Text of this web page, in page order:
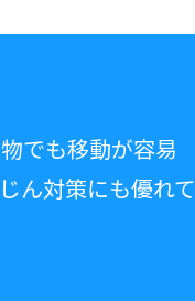
でも移動が容易
ん対策にも優れて